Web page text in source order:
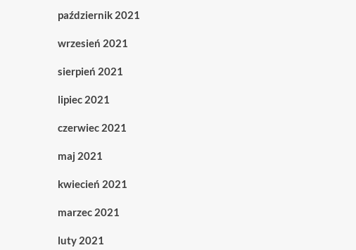
październik 2021
wrzesień 2021
sierpień 2021
lipiec 2021
czerwiec 2021
maj 2021
kwiecień 2021
marzec 2021
luty 2021